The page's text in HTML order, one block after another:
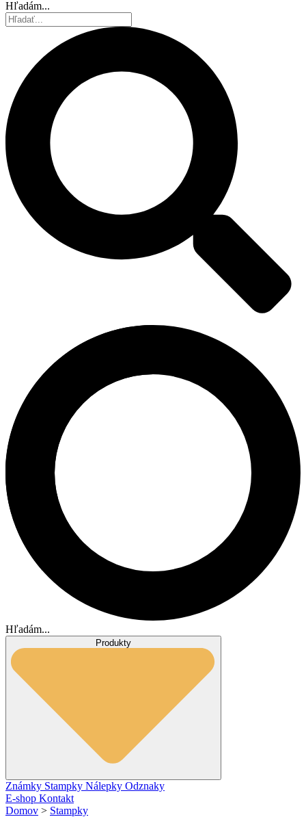
Hľadám...
Hľadám...
Produkty
Známky Stampky Nálepky Odznaky
E-shop Kontakt
Domov > Stampky